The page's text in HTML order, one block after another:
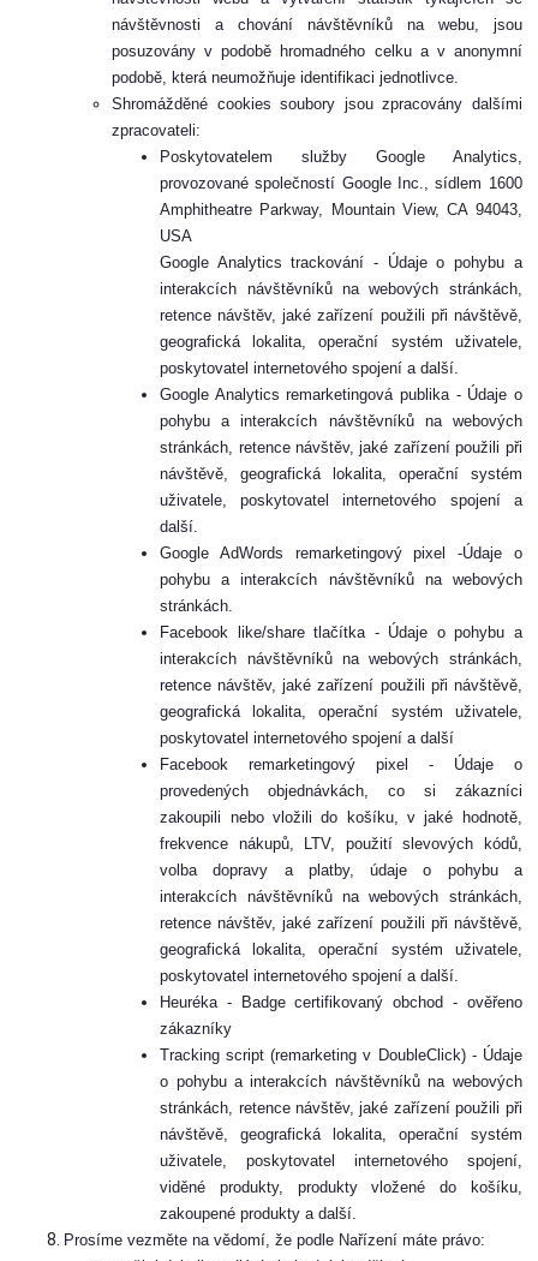
návštěvnosti a chování návštěvníků na webu, jsou
posuzovány v podobě hromadného celku a v anonymní
podobě, která neumožňuje identifikaci jednotlivce.
Shromážděné cookies soubory jsou zpracovány dalšími
zpracovateli:
Poskytovatelem služby Google Analytics,
provozované společností Google Inc., sídlem 1600
Amphitheatre Parkway, Mountain View, CA 94043,
USA
Google Analytics trackování - Údaje o pohybu a
interakcích návštěvníků na webových stránkách,
retence návštěv, jaké zařízení použili při návštěvě,
geografická lokalita, operační systém uživatele,
poskytovatel internetového spojení a další.
Google Analytics remarketingová publika - Údaje o
pohybu a interakcích návštěvníků na webových
stránkách, retence návštěv, jaké zařízení použili při
návštěvě, geografická lokalita, operační systém
uživatele, poskytovatel internetového spojení a
další.
Google AdWords remarketingový pixel -Údaje o
pohybu a interakcích návštěvníků na webových
stránkách.
Facebook like/share tlačítka - Údaje o pohybu a
interakcích návštěvníků na webových stránkách,
retence návštěv, jaké zařízení použili při návštěvě,
geografická lokalita, operační systém uživatele,
poskytovatel internetového spojení a další
Facebook remarketingový pixel - Údaje o
provedených objednávkách, co si zákazníci
zakoupili nebo vložili do košíku, v jaké hodnotě,
frekvence nákupů, LTV, použití slevových kódů,
volba dopravy a platby, údaje o pohybu a
interakcích návštěvníků na webových stránkách,
retence návštěv, jaké zařízení použili při návštěvě,
geografická lokalita, operační systém uživatele,
poskytovatel internetového spojení a další.
Heuréka - Badge certifikovaný obchod - ověřeno
zákazníky
Tracking script (remarketing v DoubleClick) - Údaje
o pohybu a interakcích návštěvníků na webových
stránkách, retence návštěv, jaké zařízení použili při
návštěvě, geografická lokalita, operační systém
uživatele, poskytovatel internetového spojení,
viděné produkty, produkty vložené do košíku,
zakoupené produkty a další.
Prosíme vezměte na vědomí, že podle Nařízení máte právo: